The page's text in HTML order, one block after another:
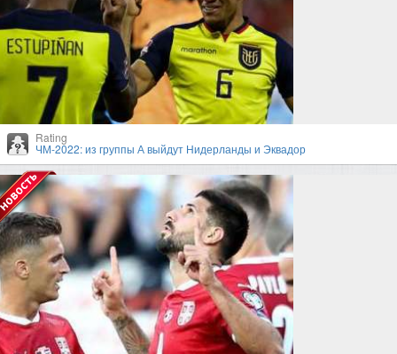
Rating
ЧМ-2022: из группы А выйдут Нидерланды и Эквадор